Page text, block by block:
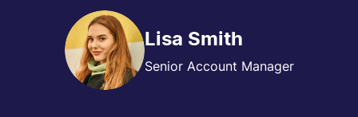
Lisa Smith
Senior Account Manager